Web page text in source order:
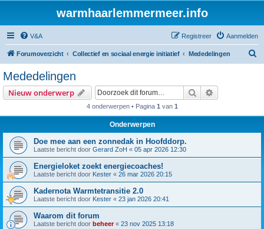
warmhaarlemmermeer.info
V&A Aanmelden
Registreer
Forumoverzicht Collectief en sociaal energie initiatief Mededelingen
Mededelingen
Nieuw onderwerp Zoek
4 onderwerpen • Pagina 1 van 1
Onderwerpen
Doe mee aan een zonnedak in Hoofddorp.
Laatste bericht door Gerard ZoH « 05 apr 2026 12:30
Energieloket zoekt energiecoaches!
Laatste bericht door Kester « 26 mar 2026 20:15
Kadernota Warmtetransitie 2.0
Laatste bericht door Kester « 23 jan 2026 20:41
Waarom dit forum
Laatste bericht door beheer« 23 nov 2025 13:18